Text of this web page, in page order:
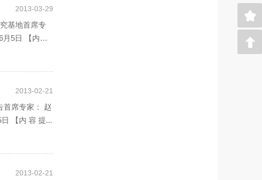
2013-03-29
基地首席专
月5日 【内
2013-02-21
首席专家： 赵
【内 容 提...
2013-02-21